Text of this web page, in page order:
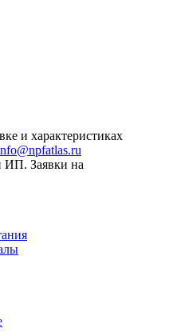
и характеристиках
ИП. Заявки на